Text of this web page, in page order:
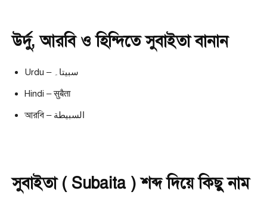
উর্দু, আরবি ও হিন্দিতে সুবাইতা বানান
Urdu – سبیتا۔
Hindi – सुबैता
আরবি – السبيطة
সুবাইতা ( Subaita ) শব্দ দিয়ে কিছু নাম